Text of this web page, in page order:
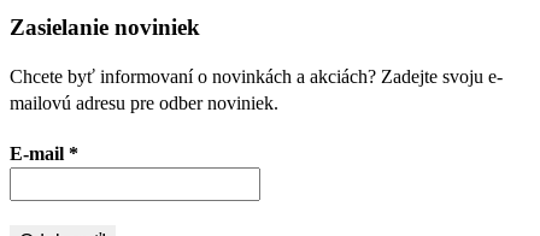
Zasielanie noviniek
Chcete byť informovaní o novinkách a akciách? Zadejte svoju e-
mailovú adresu pre odber noviniek.
E-mail *